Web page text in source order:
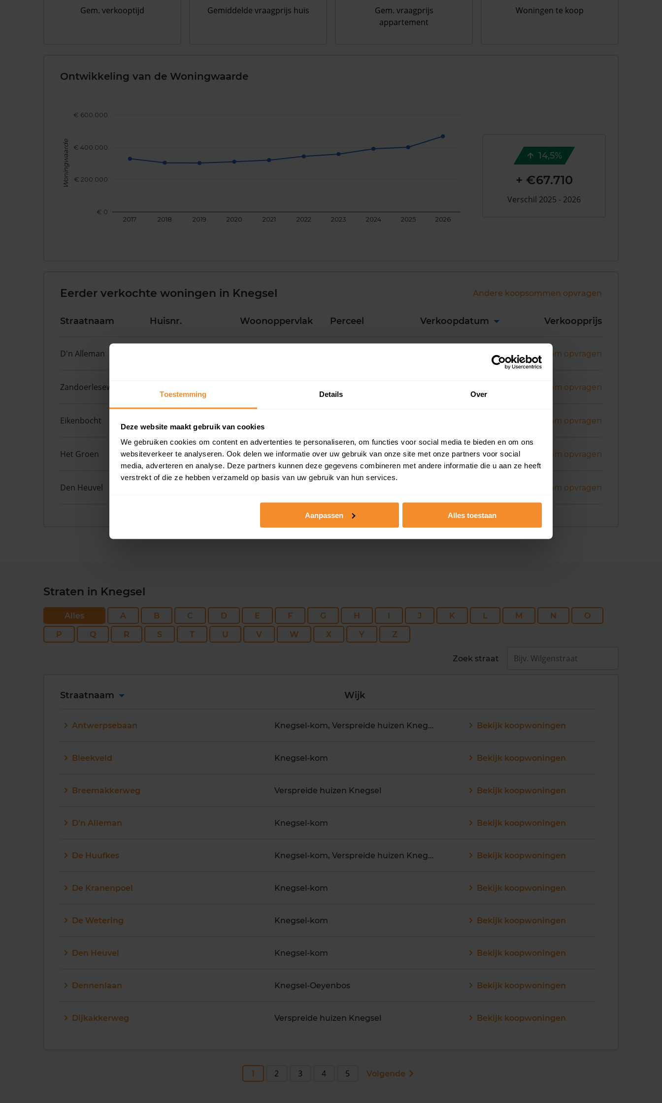
Toestemming Details Over
Deze website maakt gebruik van cookies
We gebruiken cookies om content en advertenties te personaliseren, om functies voor social media te bieden en om ons
websiteverkeer te analyseren. Ook delen we informatie over uw gebruik van onze site met onze partners voor social
media, adverteren en analyse. Deze partners kunnen deze gegevens combineren met andere informatie die u aan ze heeft
verstrekt of die ze hebben verzameld op basis van uw gebruik van hun services.
Aanpassen Alles toestaan
Gem. verkooptijd Gemiddelde vraagprijs huis
Gem. vraagprijs
appartement
Woningen te koop
Ontwikkeling van de Woningwaarde
2017 2018 2019 2020 2021 2022 2023 2024 2025 2026
€ 0
€ 200.000
€ 400.000
€ 600.000
Woningwaarde 14,5%
+ €67.710
Verschil 2025 - 2026
Eerder verkochte woningen in Knegsel Andere koopsommen opvragen
Straatnaam Huisnr. Woonoppervlak Perceel Verkoopdatum Verkoopprijs
D'n Alleman Koopsom opvragen
Zandoerleseweg Koopsom opvragen
Eikenbocht Koopsom opvragen
Het Groen 38 160 m2 913 m2 30 april 2026 Koopsom opvragen
Den Heuvel Koopsom opvragen
Straten in Knegsel
Alles A B C D E F G H I J K L M N
O
P
Q R S T U V W X Y Z
Zoek straat
Straatnaam Wijk
Antwerpsebaan Knegsel-kom, Verspreide huizen Knegsel Bekijk koopwoningen
Bleekveld Knegsel-kom Bekijk koopwoningen
Breemakkerweg Verspreide huizen Knegsel Bekijk koopwoningen
D'n Alleman Knegsel-kom Bekijk koopwoningen
De Huufkes Knegsel-kom, Verspreide huizen Knegsel Bekijk koopwoningen
De Kranenpoel Knegsel-kom Bekijk koopwoningen
De Wetering Knegsel-kom Bekijk koopwoningen
Den Heuvel Knegsel-kom Bekijk koopwoningen
Dennenlaan Knegsel-Oeyenbos Bekijk koopwoningen
Dijkakkerweg Verspreide huizen Knegsel Bekijk koopwoningen
1 2 3 4 5 Volgende